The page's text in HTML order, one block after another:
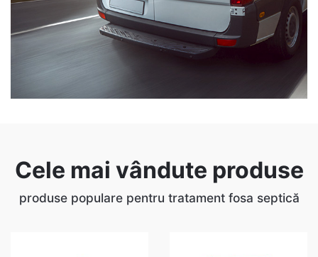
Cele mai vândute produse
produse populare pentru tratament fosa septică